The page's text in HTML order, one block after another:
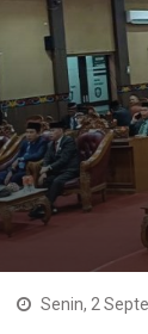
Senin, 2